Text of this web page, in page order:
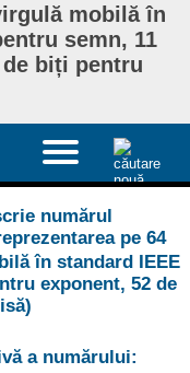
mobilă în
semn, 11
biți pentru
numărul
pe 64
în standard IEEE
exponent, 52 de
a numărului: